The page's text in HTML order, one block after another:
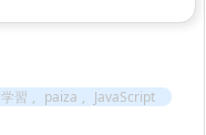
学習 , paiza , JavaScript